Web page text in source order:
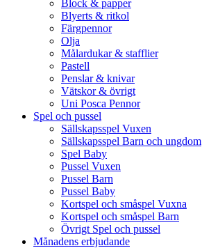
Block & papper
Blyerts & ritkol
Färgpennor
Olja
Målardukar & stafflier
Pastell
Penslar & knivar
Vätskor & övrigt
Uni Posca Pennor
Spel och pussel
Sällskapsspel Vuxen
Sällskapsspel Barn och ungdom
Spel Baby
Pussel Vuxen
Pussel Barn
Pussel Baby
Kortspel och småspel Vuxna
Kortspel och småspel Barn
Övrigt Spel och pussel
Månadens erbjudande